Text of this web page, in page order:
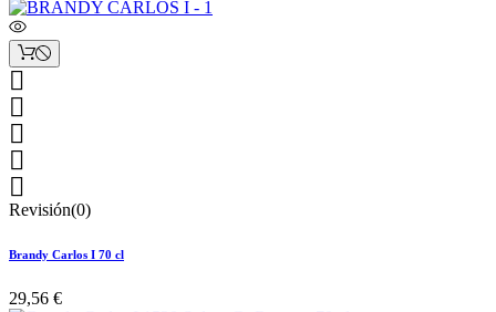





Revisión(0)
Brandy Carlos I 70 cl
29,56 €